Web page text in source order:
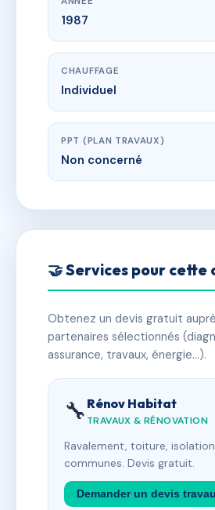
1987
CHAUFFAGE
Individuel
PPT (PLAN TRAVAUX)
Non concerné
🤝 Services pour
Obtenez un devis gratuit
partenaires sélectionnés
assurance, travaux, énergie…).
🔧 Rénov Habitat
TRAVAUX & RÉNOVATION
Ravalement, toiture,
communes. Devis gratuit.
Demander un devis